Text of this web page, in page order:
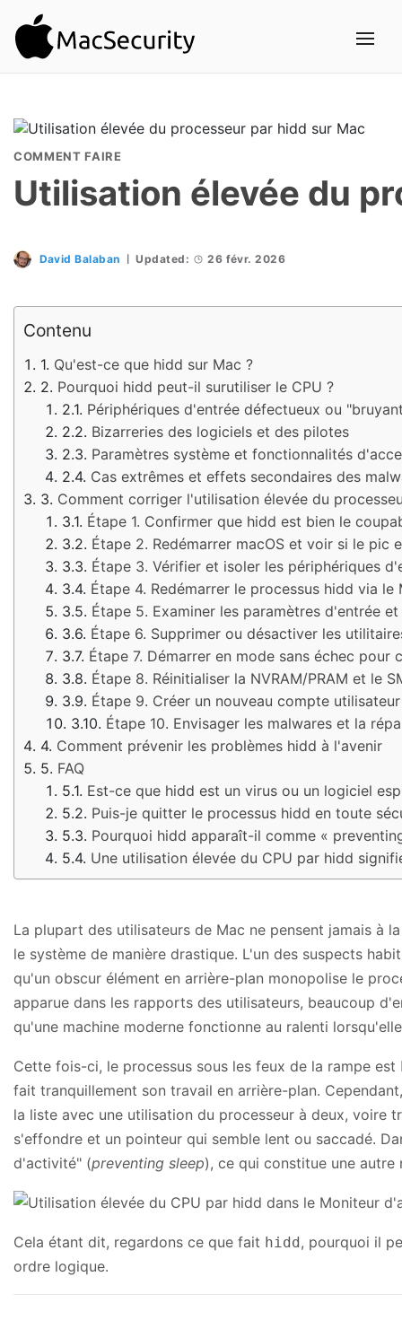
COMMENT FAIRE
Utilisation élevée du
David Balaban Updated: 26 févr. 2026
Contenu
Qu'est-ce que hidd sur Mac ?
Pourquoi hidd peut-il surutiliser le CPU ?
Périphériques d'entrée défectueux ou
Bizarreries des logiciels et des pilotes
Paramètres système et fonctionnalités
Cas extrêmes et effets secondaires des
Comment corriger l'utilisation élevée du
Étape 1. Confirmer que hidd est bien le
Étape 2. Redémarrer macOS et voir si le pic
Étape 3. Vérifier et isoler les périphériques
Étape 4. Redémarrer le processus hidd via
Étape 5. Examiner les paramètres d'entrée
Étape 6. Supprimer ou désactiver les
Étape 7. Démarrer en mode sans échec pour
Étape 8. Réinitialiser la NVRAM/PRAM et le
Étape 9. Créer un nouveau compte
Étape 10. Envisager les malwares et la
Comment prévenir les problèmes hidd à l'avenir
FAQ
Est-ce que hidd est un virus ou un logiciel
Puis-je quitter le processus hidd en toute
Pourquoi hidd apparaît-il comme «
Une utilisation élevée du CPU par hidd
La plupart des utilisateurs de Mac ne pensent jamais à
le système de manière drastique. L'un des suspects
qu'un obscur élément en arrière-plan monopolise le
apparue dans les rapports des utilisateurs, beaucoup
qu'une machine moderne fonctionne au ralenti
Cette fois-ci, le processus sous les feux de la rampe est
fait tranquillement son travail en arrière-plan.
la liste avec une utilisation du processeur à deux, voire
s'effondre et un pointeur qui semble lent ou saccadé.
d'activité" (preventing sleep), ce qui constitue une autre
Cela étant dit, regardons ce que fait hidd, pourquoi il
ordre logique.